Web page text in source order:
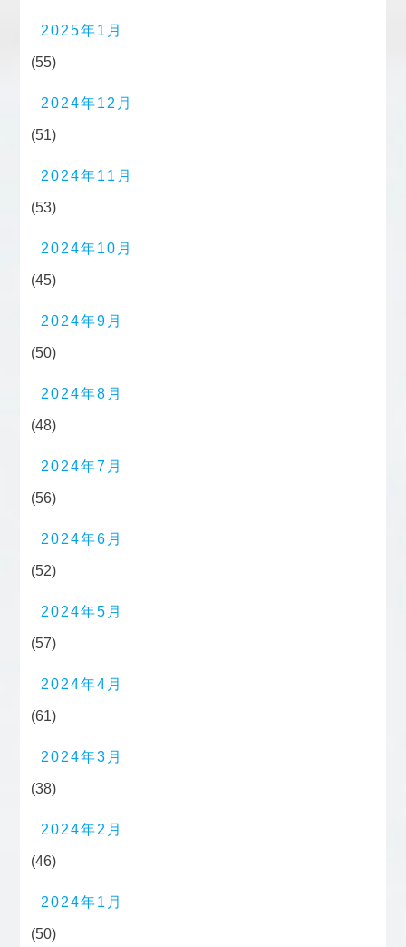
2025年1月
(55)
2024年12月
(51)
2024年11月
(53)
2024年10月
(45)
2024年9月
(50)
2024年8月
(48)
2024年7月
(56)
2024年6月
(52)
2024年5月
(57)
2024年4月
(61)
2024年3月
(38)
2024年2月
(46)
2024年1月
(50)